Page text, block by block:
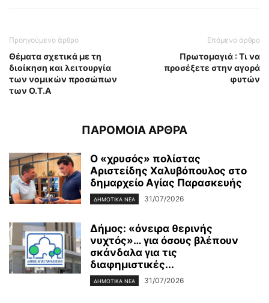
Προηγούμενο άρθρο
Θέματα σχετικά με τη
διοίκηση και λειτουργία
των νομικών προσώπων
των Ο.Τ.Α
Επόμενο άρθρο
Πρωτομαγιά : Τι να
προσέξετε στην αγορά
φυτών
ΠΑΡΟΜΟΙΑ ΑΡΘΡΑ
Ο «χρυσός» πολίστας
Αριστείδης Χαλυβόπουλος στο
δημαρχείο Αγίας Παρασκευής
ΔΗΜΟΤΙΚΑ ΝΕΑ 31/07/2026
Δήμος: «όνειρα θερινής
νυχτός»… για όσους βλέπουν
σκάνδαλα για τις
διαφημιστικές...
ΔΗΜΟΤΙΚΑ ΝΕΑ 31/07/2026